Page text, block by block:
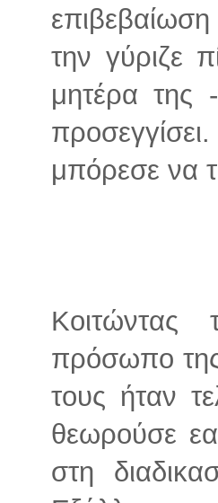
την γύριζε
μητέρα
μπόρεσε να
πρόσωπο
τους ήταν
θεωρούσε
στη